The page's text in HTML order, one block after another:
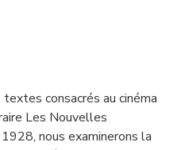
consacrés au cinéma
Les Nouvelles
nous examinerons la